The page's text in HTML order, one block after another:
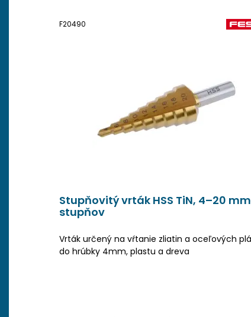
F20490
Stupňovitý vrták HSS TiN, 4–20
stupňov
Vrták určený na vŕtanie zliatin a oceľových
do hrúbky 4mm, plastu a dreva